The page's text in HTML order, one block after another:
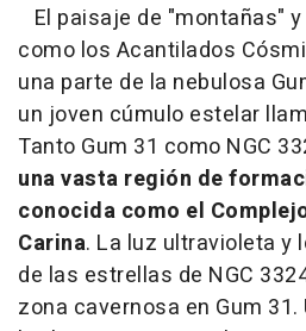
El paisaje de "montañas"
como los Acantilados
una parte de la nebulosa
un joven cúmulo estelar
Tanto Gum 31 como NGC
una vasta región de
conocida como el
Carina. La luz ultravioleta y
de las estrellas de NGC
zona cavernosa en Gum